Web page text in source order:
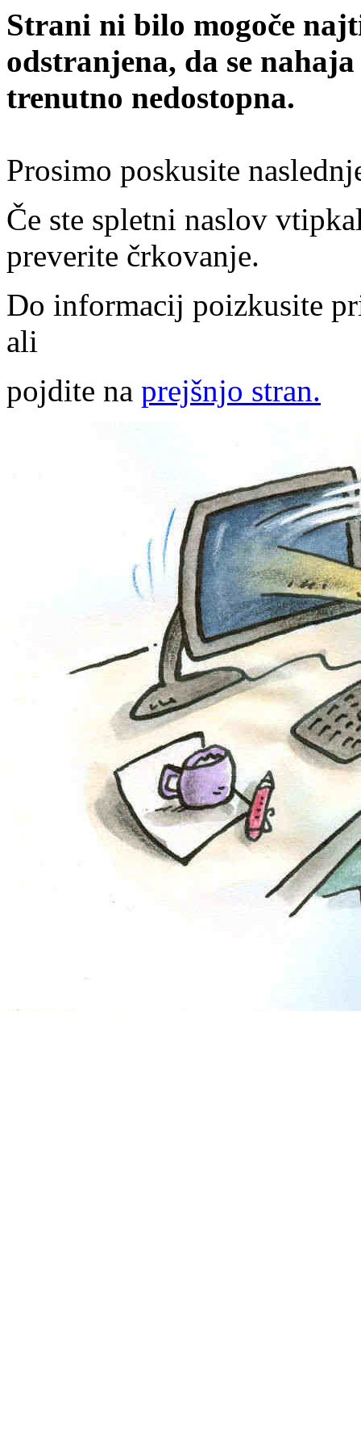
Strani ni bilo mogoče
odstranjena, da se
trenutno nedostopna.
Prosimo poskusite
Če ste spletni naslov
preverite črkovanje.
Do informacij poizkusite
ali
pojdite na prejšnjo stran.